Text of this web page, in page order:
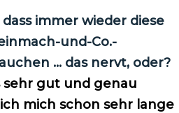
immer wieder diese
und-Co.-
… das nervt, oder?
sehr gut und genau
mich schon sehr lange